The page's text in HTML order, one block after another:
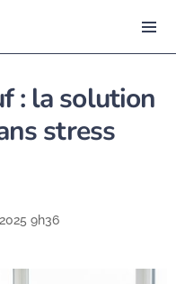
: la solution
stress
9h36